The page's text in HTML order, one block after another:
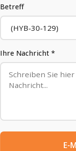
Betreff
Ihre Nachricht *
E-